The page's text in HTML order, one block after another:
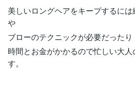
美しいロングヘアをキープするに
や
ブローのテクニックが必要だったり
時間とお金がかかるので忙しい大
す。